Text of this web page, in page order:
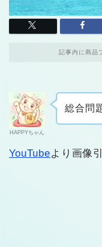
記事内に商品
HAPPYちゃん
総合問
YouTubeより画像